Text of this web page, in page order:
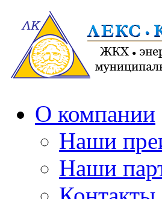
О компании
Наши
Наши